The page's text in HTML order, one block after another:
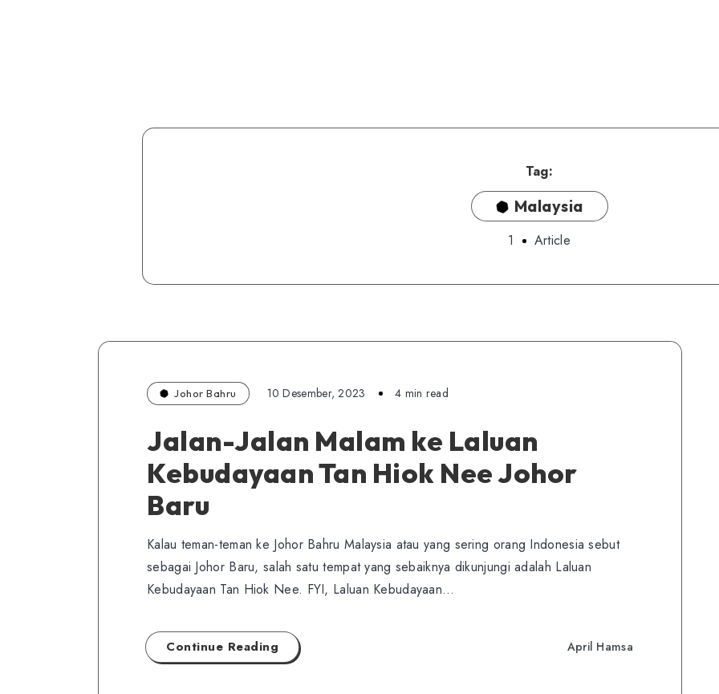
Tag:
Malaysia
1 Article
Johor Bahru 10 Desember, 2023 4 min read
Jalan-Jalan Malam ke Laluan
Kebudayaan Tan Hiok Nee Johor
Baru
Kalau teman-teman ke Johor Bahru Malaysia atau yang sering orang Indonesia sebut
sebagai Johor Baru, salah satu tempat yang sebaiknya dikunjungi adalah Laluan
Kebudayaan Tan Hiok Nee. FYI, Laluan Kebudayaan…
Continue Reading April Hamsa